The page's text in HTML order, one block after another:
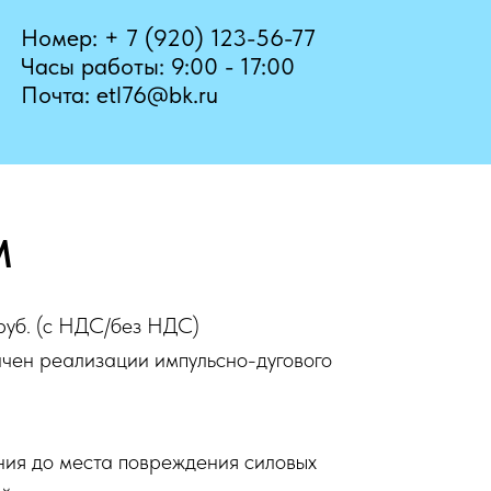
Номер: + 7 (920) 123-56-77
Часы работы: 9:00 - 17:00
Почта: etl76@bk.ru
(с НДС/без НДС)
реализации импульсно-дугового
до места повреждения силовых